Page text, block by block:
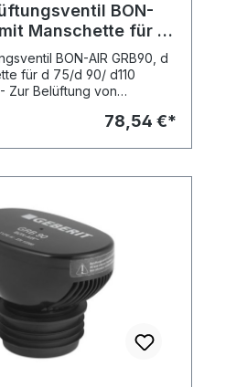
BON-
Manschette für d
BON-AIR GRB90, d
für d 75/d 90/ d110
Zur Belüftung von
Lieferumfang -
78,54 €*